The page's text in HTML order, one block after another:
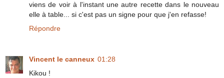
viens de voir à l'instant une autre recette dans le nouveau
elle à table... si c'est pas un signe pour que j'en refasse!
Répondre
Vincent le canneux 01:28
Kikou !